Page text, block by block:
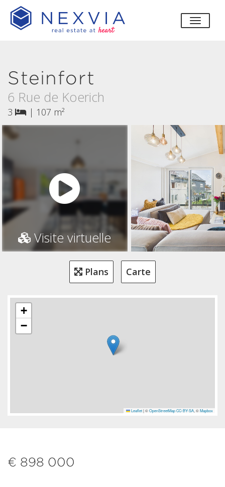
Steinfort
6 Rue de Koerich
3 | 107 m²
Visite virtuelle
Plans Carte
+
−
Leaflet |©OpenStreetMap CC-BY-SA, ©Mapbox
€ 898 000